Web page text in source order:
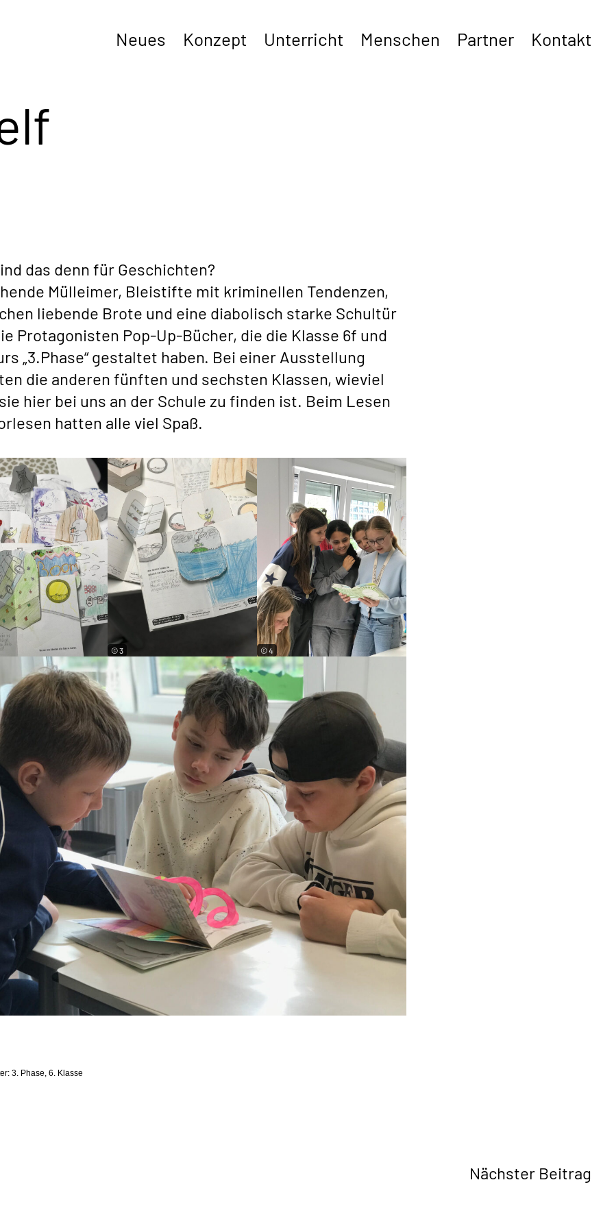
Neues Konzept Unterricht Menschen Partner Kontakt
das denn für Geschichten?
Mülleimer, Bleistifte mit kriminellen Tendenzen,
liebende Brote und eine diabolisch starke Schultür
Protagonisten Pop-Up-Bücher, die die Klasse 6f und
„3.Phase“ gestaltet haben. Bei einer Ausstellung
die anderen fünften und sechsten Klassen, wieviel
hier bei uns an der Schule zu finden ist. Beim Lesen
hatten alle viel Spaß.
© 3 © 4
3. Phase,6. Klasse
Nächster Beitrag